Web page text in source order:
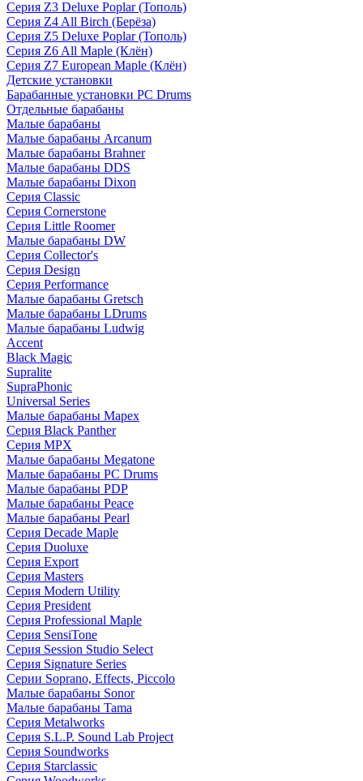
Серия Z3 Deluxe Poplar (Тополь)
Серия Z4 All Birch (Берёза)
Серия Z5 Deluxe Poplar (Тополь)
Серия Z6 All Maple (Клён)
Серия Z7 European Maple (Клён)
Детские установки
Барабанные установки PC Drums
Отдельные барабаны
Малые барабаны
Малые барабаны Arcanum
Малые барабаны Brahner
Малые барабаны DDS
Малые барабаны Dixon
Серия Classic
Серия Cornerstone
Серия Little Roomer
Малые барабаны DW
Серия Collector's
Серия Design
Серия Performance
Малые барабаны Gretsch
Малые барабаны LDrums
Малые барабаны Ludwig
Accent
Black Magic
Supralite
SupraPhonic
Universal Series
Малые барабаны Mapex
Серия Black Panther
Серия MPX
Малые барабаны Megatone
Малые барабаны PC Drums
Малые барабаны PDP
Малые барабаны Peace
Малые барабаны Pearl
Серия Decade Maple
Серия Duoluxe
Серия Export
Серия Masters
Серия Modern Utility
Серия President
Серия Professional Maple
Серия SensiTone
Серия Session Studio Select
Серия Signature Series
Серии Soprano, Effects, Piccolo
Малые барабаны Sonor
Малые барабаны Tama
Серия Metalworks
Серия S.L.P. Sound Lab Project
Серия Soundworks
Серия Starclassic